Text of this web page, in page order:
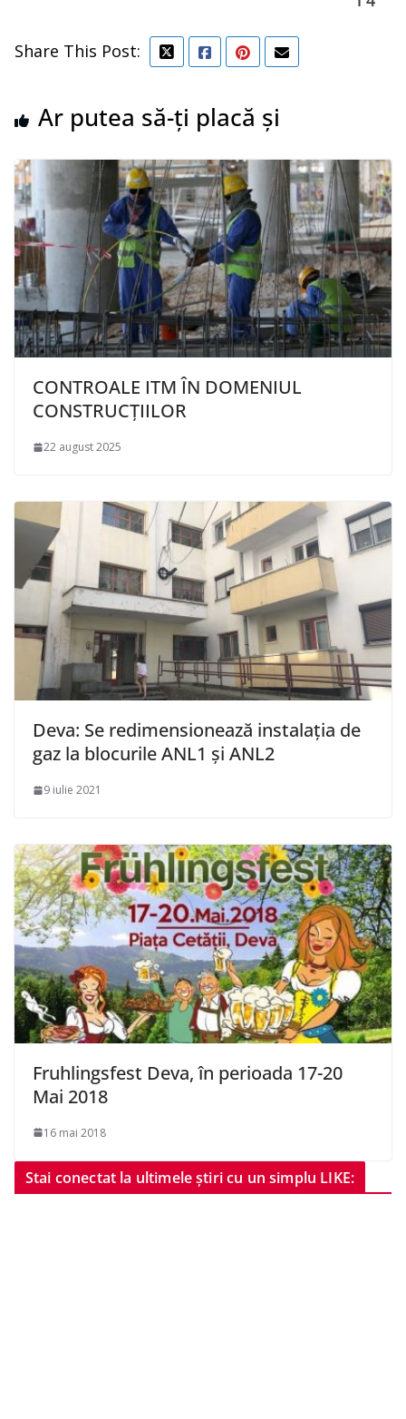
Share This Post:
Ar putea să-ți placă și
CONTROALE ITM ÎN DOMENIUL
CONSTRUCȚIILOR
22 august 2025
Deva: Se redimensionează instalația de
gaz la blocurile ANL1 și ANL2
9 iulie 2021
Fruhlingsfest Deva, în perioada 17-20
Mai 2018
16 mai 2018
Stai conectat la ultimele știri cu un simplu LIKE: